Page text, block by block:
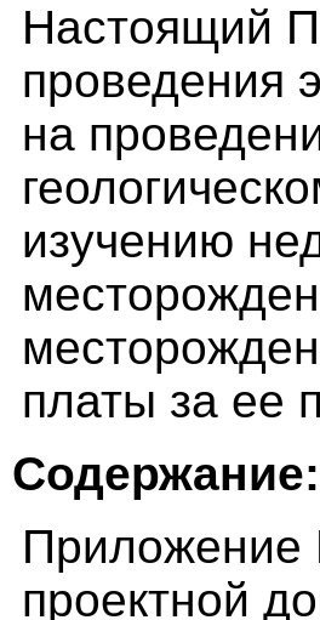
Настоящий
проведения
на
изучению
платы за ее
Содержание:
Приложение
проектной